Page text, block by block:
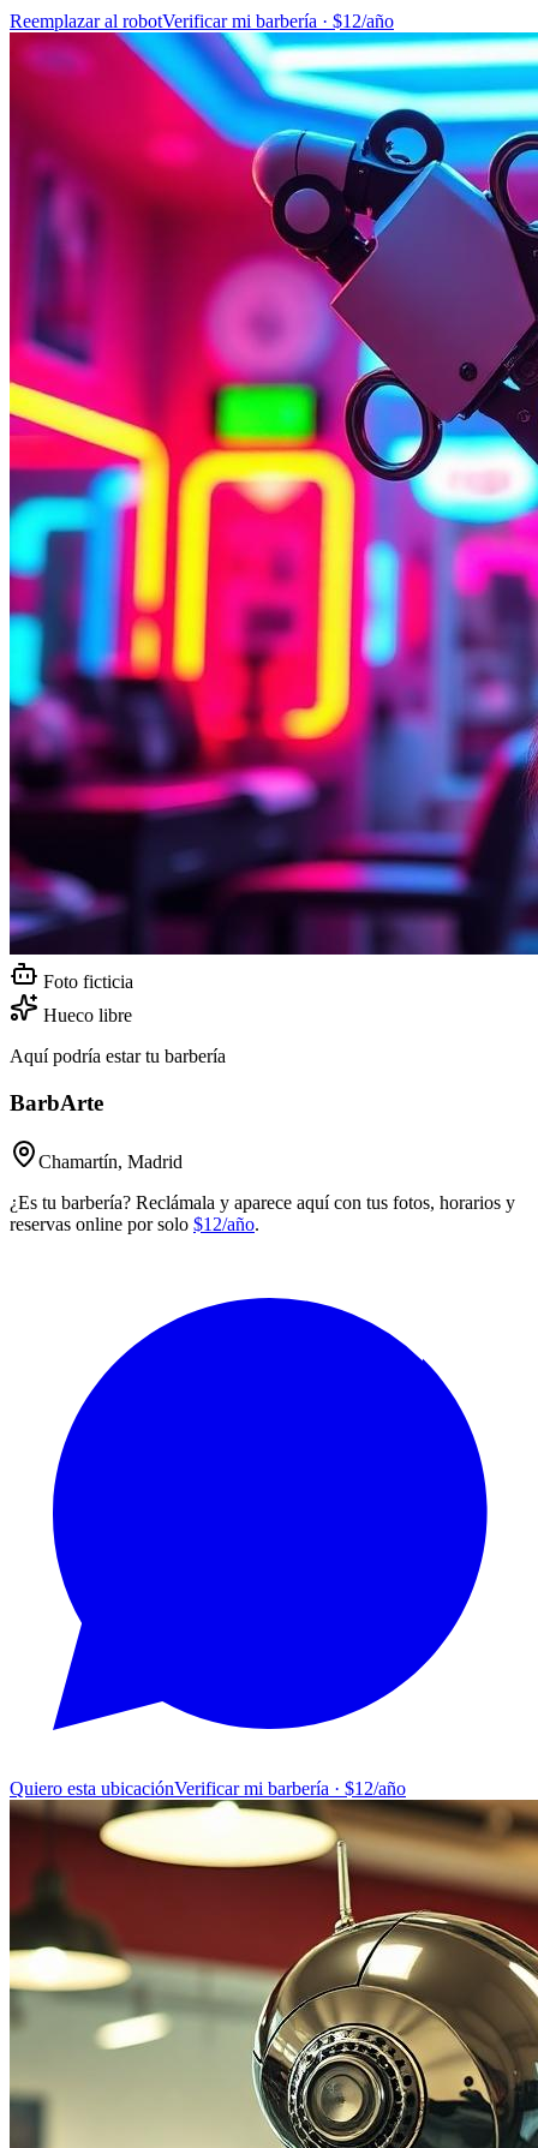
Reemplazar al robotVerificar mi barbería · $12/año
Foto ficticia
Hueco libre
Aquí podría estar tu barbería
BarbArte
Chamartín, Madrid
¿Es tu barbería? Reclámala y aparece aquí con tus fotos, horarios y
reservas online por solo $12/año.
Quiero esta ubicaciónVerificar mi barbería · $12/año